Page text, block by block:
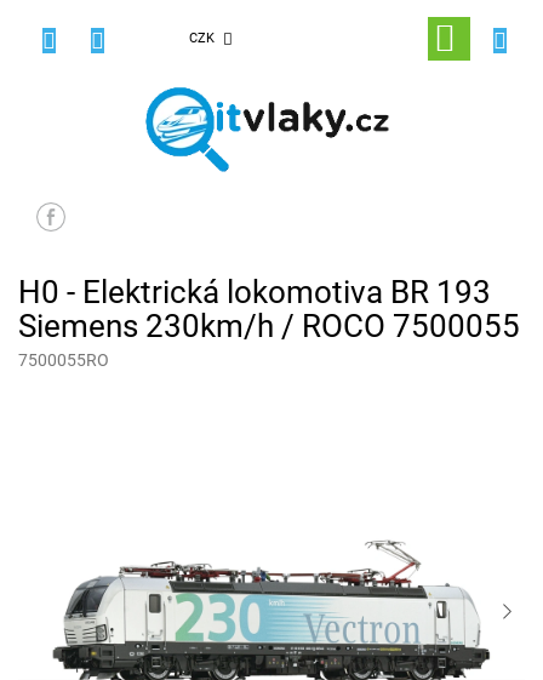
CZK
NÁKUPNÍ
KOŠÍK
H0 - Elektrická lokomotiva BR 193
Siemens 230km/h / ROCO 7500055
7500055RO